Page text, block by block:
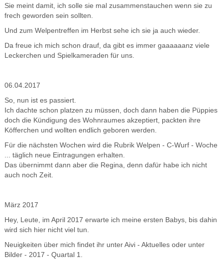
Sie meint damit, ich solle sie mal zusammenstauchen wenn sie zu
frech geworden sein sollten.
Und zum Welpentreffen im Herbst sehe ich sie ja auch wieder.
Da freue ich mich schon drauf, da gibt es immer gaaaaaanz viele
Leckerchen und Spielkameraden für uns.
06.04.2017
So, nun ist es passiert.
Ich dachte schon platzen zu müssen, doch dann haben die Püppies
doch die Kündigung des Wohnraumes akzeptiert, packten ihre
Köfferchen und wollten endlich geboren werden.
Für die nächsten Wochen wird die Rubrik Welpen - C-Wurf - Woche
... täglich neue Eintragungen erhalten.
Das übernimmt dann aber die Regina, denn dafür habe ich nicht
auch noch Zeit.
März 2017
Hey, Leute, im April 2017 erwarte ich meine ersten Babys, bis dahin
wird sich hier nicht viel tun.
Neuigkeiten über mich findet ihr unter Aivi - Aktuelles oder unter
Bilder - 2017 - Quartal 1.